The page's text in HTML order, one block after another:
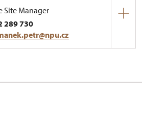
Site Manager
289 730